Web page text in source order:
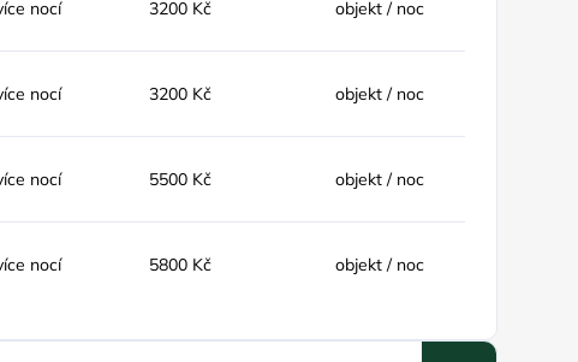
nocí 3200 Kč objekt / noc
nocí 3200 Kč objekt / noc
nocí 5500 Kč objekt / noc
nocí 5800 Kč objekt / noc